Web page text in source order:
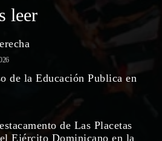
leer
de la Educación Publica en
de Las Placetas
Ejército Dominicano en la